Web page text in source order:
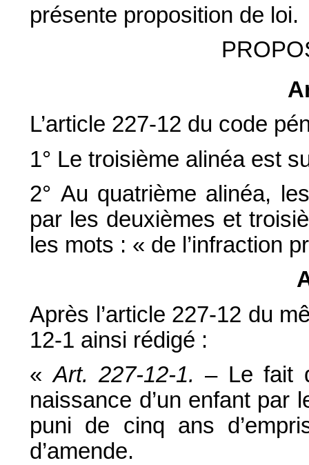
présente proposition de loi.
L’article 227-12 du code
1° Le troisième alinéa est
2° Au quatrième alinéa,
par les deuxièmes et
les mots : « de l’infraction
Après l’article 227-12 du
12-1 ainsi rédigé :
«Art. 227-12-1.– Le fait
naissance d’un enfant par
puni de cinq ans
d’amende.